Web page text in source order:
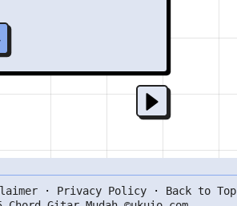
· Privacy Policy · Back to Top